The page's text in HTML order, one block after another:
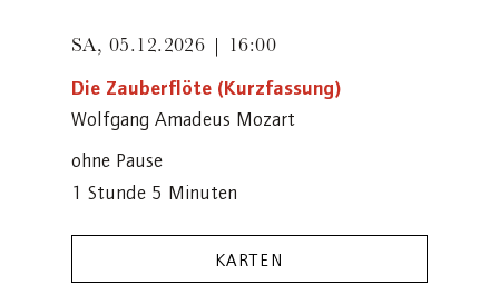
SA, 05.12.2026 | 16:00
Die Zauberflöte (Kurzfassung)
Wolfgang Amadeus Mozart
ohne Pause
1 Stunde 5 Minuten
KARTEN